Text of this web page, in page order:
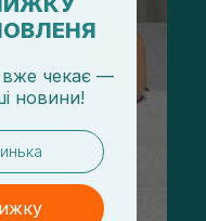
вже чекає —
новини!